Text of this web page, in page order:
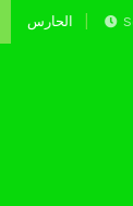
Septembre